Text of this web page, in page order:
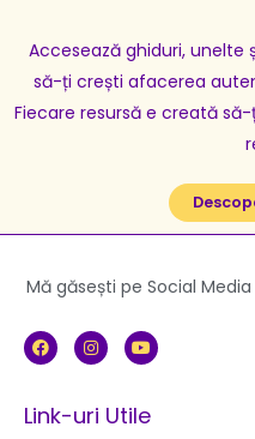
Accesează ghiduri,
să-ți crești afacerea
Fiecare resursă e creată
Mă găsești pe Social Media
F
a
c
o
I
n
s
a
g
Y
o
u
b
Link-uri Utile